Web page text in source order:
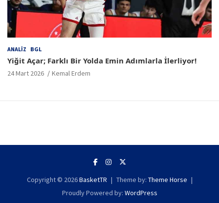
ANALIZ BGL
Yiğit Açar; Farklı Bir Yolda Emin Adımlarla İlerliyor!
24 Mart 2026 Kemal Erdem
Copyright © 2026BasketTR Theme by: Theme Horse
Proudly Powered by: WordPress